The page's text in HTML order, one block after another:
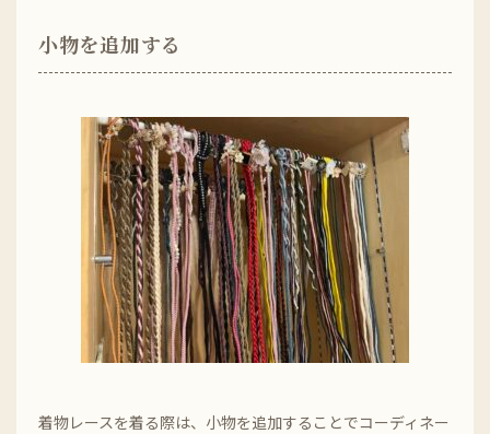
小物を追加する
着物レースを着る際は、小物を追加することでコーディネー